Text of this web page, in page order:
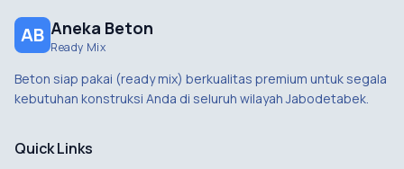
AB Aneka Beton
Ready Mix
Beton siap pakai (ready mix) berkualitas premium untuk segala
kebutuhan konstruksi Anda di seluruh wilayah Jabodetabek.
Quick Links